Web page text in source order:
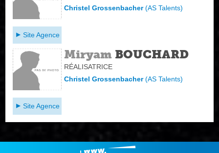
Christel Grossenbacher(AS Talents)
Site Agence
Miryam BOUCHARD
RÉALISATRICE
Christel Grossenbacher(AS Talents)
Site Agence